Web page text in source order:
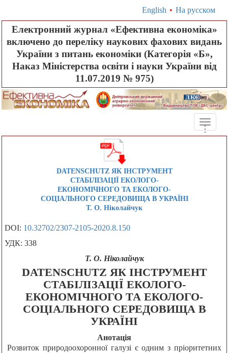
English • На русском
Електронний журнал «Ефективна економіка»
включено до переліку наукових фахових видань
України з питань економіки (Категорія «Б»,
Наказ Міністерства освіти і науки України від
11.07.2019 № 975)
Toggle
...
DATENSCHUTZ ЯК ІНСТРУМЕНТ
СТАБІЛІЗАЦІЇ ЕКОЛОГО-
ЕКОНОМІЧНОГО ТА ЕКОЛОГО-
СОЦІАЛЬНОГО СЕРЕДОВИЩА В УКРАЇНІ
Т. О. Ніколайчук
DOI: 10.32702/2307-2105-2020.8.150
УДК: 338
Т. О. Ніколайчук
DATENSCHUTZ ЯК ІНСТРУМЕНТ
СТАБІЛІЗАЦІЇ ЕКОЛОГО-
ЕКОНОМІЧНОГО ТА ЕКОЛОГО-
СОЦІАЛЬНОГО СЕРЕДОВИЩА В
УКРАЇНІ
Анотація
Розвиток природоохоронної галузі є одним з пріоритетних